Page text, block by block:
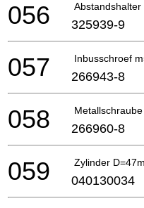
Abstandshalter
056 325939-9
Inbusschroef
057 266943-8
058 266960-8
Zylinder
059 040130034